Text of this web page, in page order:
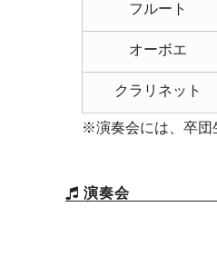
フルート
オーボエ
クラリネット
※演奏会には、卒団
演奏会